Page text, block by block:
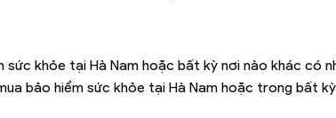
sức khỏe tại Hà Nam hoặc bất kỳ nơi nào khác có
bảo hiểm sức khỏe tại Hà Nam hoặc trong bất